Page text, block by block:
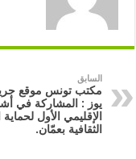
السابق
مكتب تونس موقع
يوز : المشاركة في
الإقليمي الأول لحماية
الثقافية بعمّان.